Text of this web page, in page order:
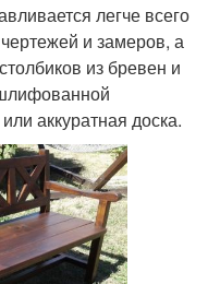
легче всего
и замеров, а
из бревен и
аккуратная доска.